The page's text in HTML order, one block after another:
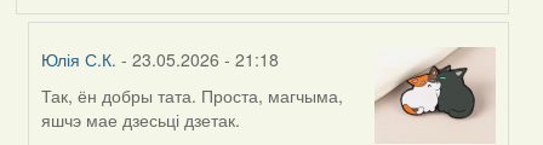
Юлія С.К. - 23.05.2026 - 21:18
In
reply
Так, ён добры тата. Проста, магчыма,
яшчэ мае дзесьці дзетак.